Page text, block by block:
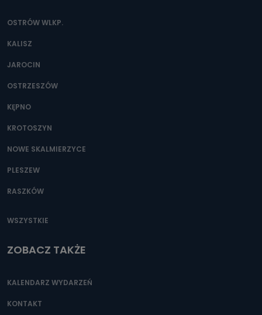
OSTRÓW WLKP.
KALISZ
JAROCIN
OSTRZESZÓW
KĘPNO
KROTOSZYN
NOWE SKALMIERZYCE
PLESZEW
RASZKÓW
WSZYSTKIE
ZOBACZ TAKŻE
KALENDARZ WYDARZEŃ
KONTAKT